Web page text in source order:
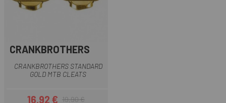
CRANKBROTHERS
CRANKBROTHERS STANDARD
GOLD MTB CLEATS
16,92 € 19,90 €